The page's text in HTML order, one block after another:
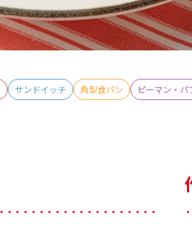
サンドイッチ 角型食パン ピーマン・パ